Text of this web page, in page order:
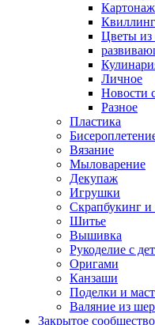
Картонаж
Квиллинг
Цветы из
Личное
Новости
Разное
Пластика
Вязание
Мыловарение
Декупаж
Игрушки
Скрапбукинг и
Шитье
Вышивка
Рукоделие с
Оригами
Канзаши
Поделки и
Валяние из
Закрытое сообщество